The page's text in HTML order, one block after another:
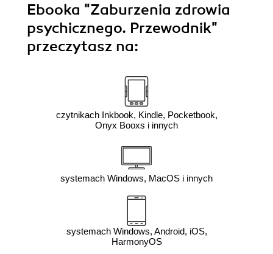
Ebooka "Zaburzenia zdrowia
psychicznego. Przewodnik"
przeczytasz na:
czytnikach Inkbook, Kindle, Pocketbook,
Onyx Booxs i innych
systemach Windows, MacOS i innych
systemach Windows, Android, iOS,
HarmonyOS